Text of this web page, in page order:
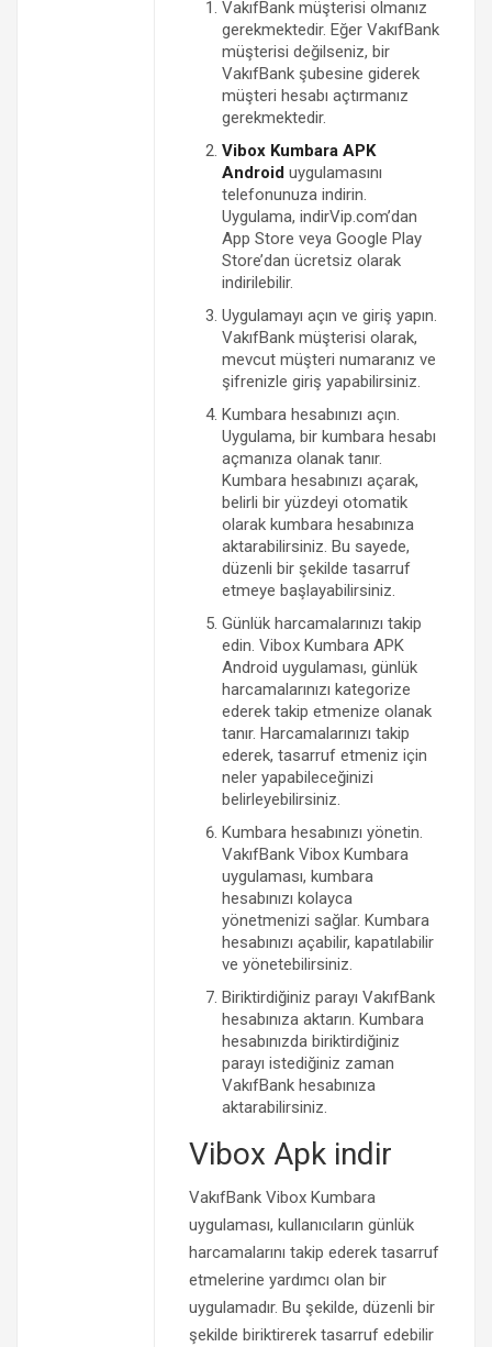
VakıfBank müşterisi olmanız
gerekmektedir. Eğer VakıfBank
müşterisi değilseniz, bir
VakıfBank şubesine giderek
müşteri hesabı açtırmanız
gerekmektedir.
Vibox Kumbara APK
Androiduygulamasını
telefonunuza indirin.
Uygulama, indirVip.com’dan
App Store veya Google Play
Store’dan ücretsiz olarak
indirilebilir.
Uygulamayı açın ve giriş yapın.
VakıfBank müşterisi olarak,
mevcut müşteri numaranız ve
şifrenizle giriş yapabilirsiniz.
Kumbara hesabınızı açın.
Uygulama, bir kumbara hesabı
açmanıza olanak tanır.
Kumbara hesabınızı açarak,
belirli bir yüzdeyi otomatik
olarak kumbara hesabınıza
aktarabilirsiniz. Bu sayede,
düzenli bir şekilde tasarruf
etmeye başlayabilirsiniz.
Günlük harcamalarınızı takip
edin. Vibox Kumbara APK
Android uygulaması, günlük
harcamalarınızı kategorize
ederek takip etmenize olanak
tanır. Harcamalarınızı takip
ederek, tasarruf etmeniz için
neler yapabileceğinizi
belirleyebilirsiniz.
Kumbara hesabınızı yönetin.
VakıfBank Vibox Kumbara
uygulaması, kumbara
hesabınızı kolayca
yönetmenizi sağlar. Kumbara
hesabınızı açabilir, kapatılabilir
ve yönetebilirsiniz.
Biriktirdiğiniz parayı VakıfBank
hesabınıza aktarın. Kumbara
hesabınızda biriktirdiğiniz
parayı istediğiniz zaman
VakıfBank hesabınıza
aktarabilirsiniz.
Vibox Apk indir
VakıfBank Vibox Kumbara
uygulaması, kullanıcıların günlük
harcamalarını takip ederek tasarruf
etmelerine yardımcı olan bir
uygulamadır. Bu şekilde, düzenli bir
şekilde biriktirerek tasarruf edebilir